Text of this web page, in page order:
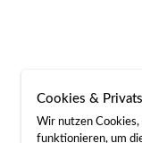
Cookies &
Wir nutzen Cookies,
funktionieren, um